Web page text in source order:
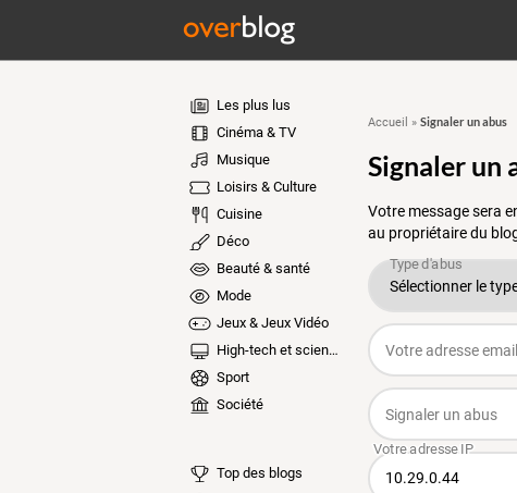
Les plus lus
Cinéma & TV
Musique
Loisirs & Culture
Cuisine
Déco
Beauté & santé
Mode
Jeux & Jeux Vidéo
High-tech et sciences
Sport
Société
Top des blogs
Accueil » Signaler un abus
Signaler un
Votre message sera
au propriétaire du